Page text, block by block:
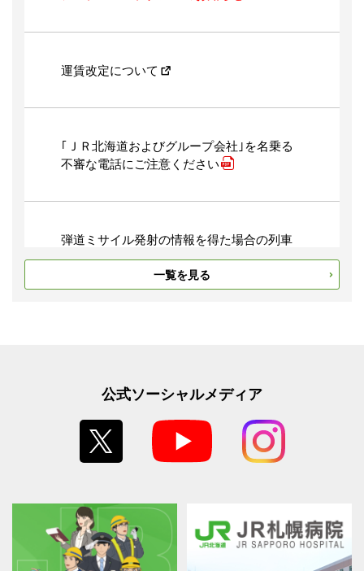
2026.07.31
2026.07.31
す！
2026.07.29
～飲料の購入で地域の鉄道を元気に～
2026.07.28
運賃改定について
｢ＪＲ北海道およびグループ会社｣を名乗る
不審な電話にご注意ください
弾道ミサイル発射の情報を得た場合の列車
の運行について
一覧を見る
公式ソーシャルメディア